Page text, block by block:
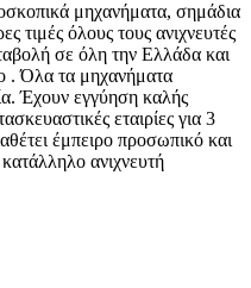
μηχανήματα, σημάδια
τιμές όλους τους ανιχνευτές
σε όλη την Ελλάδα και
. Όλα τα μηχανήματα
Έχουν εγγύηση καλής
εταιρίες για 3
έμπειρο προσωπικό και
κατάλληλο ανιχνευτή